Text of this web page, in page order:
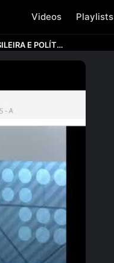
Videos Playlists
TA1 v1 FUNCIONAMENTO DA EDUCAÇÃO BRASILEIRA E POLÍTICAS PÚBLICAS A